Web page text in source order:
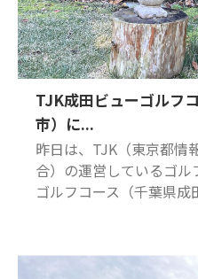
TJK成田ビューゴルフ
市）に...
昨日は、TJK（東京都情
合）の運営しているゴ
ゴルフコース（千葉県成